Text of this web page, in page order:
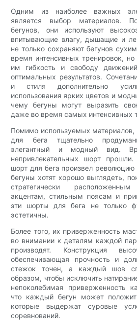
Одним из наиболее важных
является выбор материалов.
бегунов, они используют
впитывающие влагу, дышащие и
не только сохраняют бегунов
время интенсивных тренировок,
им гибкость и свободу
оптимальных результатов.
и стиля дополнительно
использования ярких цветов и
чему бегуны могут выразить
даже во время самых интенсивных
Помимо используемых материалов,
для бега тщательно
элегантный и модный вид.
непривлекательных шорт прошли.
шорт для бега произвел революцию
бегуны хотят хорошо выглядеть,
стратегически
акцентам, стильным поясам и
эти шорты для бега не только
эстетичны.
Более того, их приверженность
во внимании к деталям каждой
производят. Конструкция
обеспечивающая прочность и
стежок точен, а каждый шов
образом, чтобы исключить
непоколебимая приверженность
что каждый бегун может
которые выдержат суровые
соревнований.